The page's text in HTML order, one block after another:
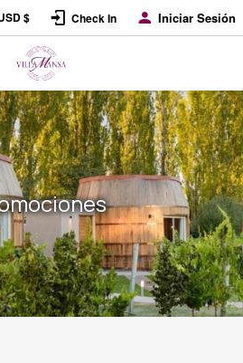
$ Check In Iniciar Sesión